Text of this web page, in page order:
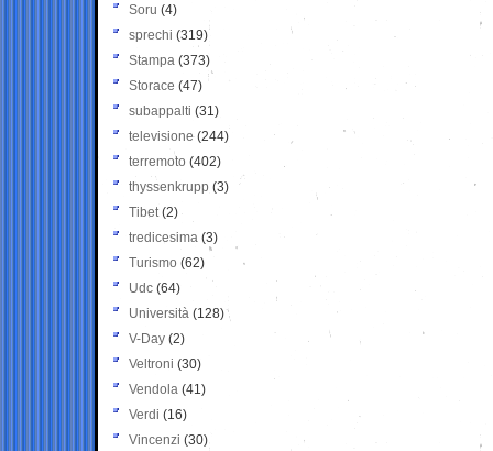
Soru (4)
sprechi (319)
Stampa (373)
Storace (47)
subappalti (31)
televisione(244)
terremoto (402)
thyssenkrupp (3)
Tibet(2)
tredicesima (3)
Turismo (62)
Udc (64)
Università (128)
V-Day (2)
Veltroni (30)
Vendola (41)
Verdi (16)
Vincenzi (30)